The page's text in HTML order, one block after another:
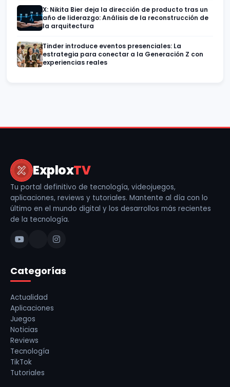
X: Nikita Bier deja la dirección de producto tras un
año de liderazgo: Análisis de la reconstrucción de
la arquitectura
Tinder introduce eventos presenciales: La
estrategia para conectar a la Generación Z con
experiencias reales
ExploxTV
Tu portal definitivo de tecnología, videojuegos,
aplicaciones, reviews y tutoriales. Mantente al día con lo
último en el mundo digital y los desarrollos más recientes
de la tecnología.
Categorías
Actualidad
Aplicaciones
Juegos
Noticias
Reviews
Tecnología
TikTok
Tutoriales